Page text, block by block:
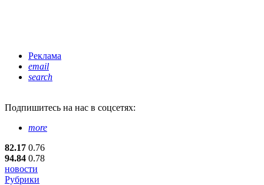
Реклама
email
search
Подпишитесь на нас в соцсетях:
more
82.17 0.76
94.84 0.78
новости
Рубрики